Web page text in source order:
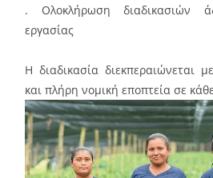
. Ολοκλήρωση διαδικασιών
εργασίας
Η διαδικασία διεκπεραιώνεται
και πλήρη νομική εποπτεία σε